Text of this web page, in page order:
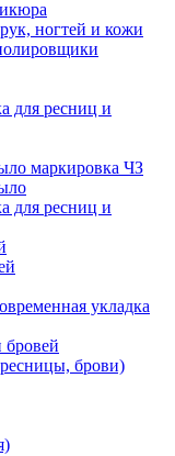
ногтей и кожи
для ресниц и
маркировка ЧЗ
для ресниц и
укладка
брови)